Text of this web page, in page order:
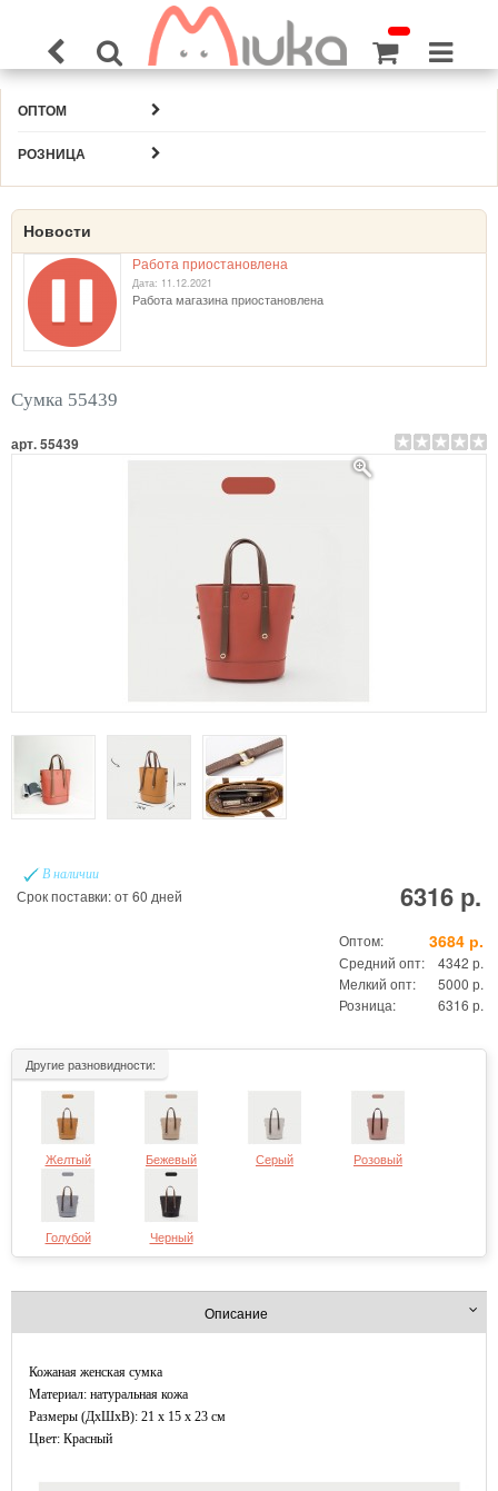
ОПТОМ
РОЗНИЦА
Новости
Работа приостановлена
Дата: 11.12.2021
Работа магазина приостановлена
Сумка 55439
арт. 55439
В наличии
Срок поставки: от 60 дней 6316 р.
Оптом: 3684 р.
Средний опт:
4342 р.
Мелкий опт:
5000 р.
Розница:
6316 р.
Другие разновидности:
Желтый Бежевый Серый Розовый
Голубой Черный
Описание
Кожаная женская сумка
Материал: натуральная кожа
Размеры (ДxШхВ): 21 x 15 x 23 см
Цвет: Красный